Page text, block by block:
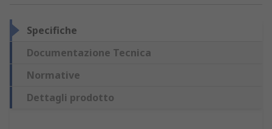
Specifiche
Documentazione Tecnica
Normative
Dettagli prodotto